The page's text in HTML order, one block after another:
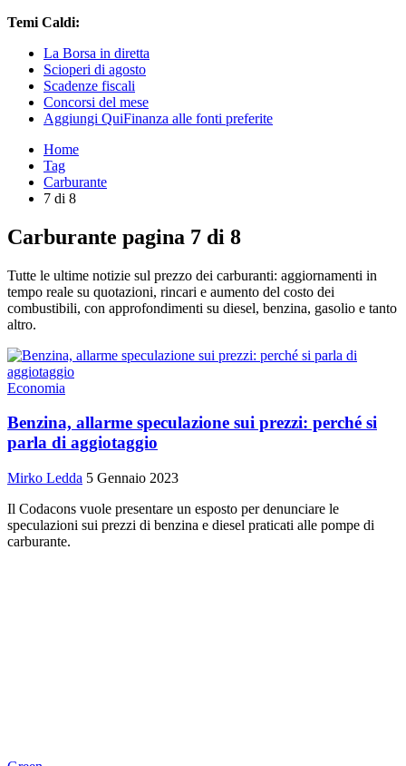
Temi Caldi:
La Borsa in diretta
Scioperi di agosto
Scadenze fiscali
Concorsi del mese
Aggiungi QuiFinanza alle fonti preferite
Home
Tag
Carburante
7 di 8
Carburante pagina 7 di 8
Tutte le ultime notizie sul prezzo dei carburanti: aggiornamenti in
tempo reale su quotazioni, rincari e aumento del costo dei
combustibili, con approfondimenti su diesel, benzina, gasolio e tanto
altro.
Economia
Benzina, allarme speculazione sui prezzi: perché si
parla di aggiotaggio
Mirko Ledda 5 Gennaio 2023
Il Codacons vuole presentare un esposto per denunciare le
speculazioni sui prezzi di benzina e diesel praticati alle pompe di
carburante.